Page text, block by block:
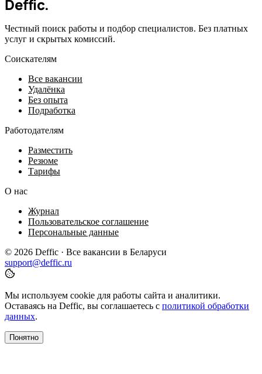
Deffic.
Честный поиск работы и подбор специалистов. Без платных
услуг и скрытых комиссий.
Соискателям
Все вакансии
Удалёнка
Без опыта
Подработка
Работодателям
Разместить
Резюме
Тарифы
О нас
Журнал
Пользовательское соглашение
Персональные данные
© 2026 Deffic · Все вакансии в Беларуси
support@deffic.ru
Мы используем cookie для работы сайта и аналитики.
Оставаясь на Deffic, вы соглашаетесь с политикой обработки
данных.
Понятно